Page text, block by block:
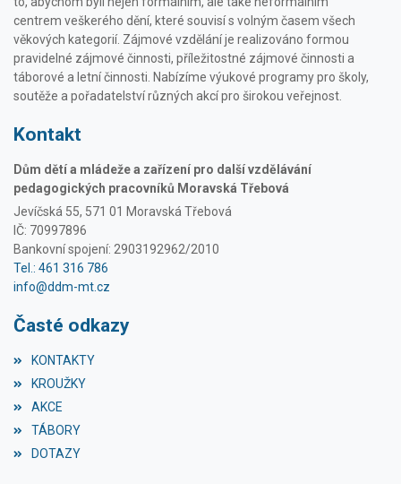
centrem veškerého dění, které souvisí s volným časem všech
věkových kategorií. Zájmové vzdělání je realizováno formou
pravidelné zájmové činnosti, příležitostné zájmové činnosti a
táborové a letní činnosti. Nabízíme výukové programy pro školy,
soutěže a pořadatelství různých akcí pro širokou veřejnost.
Kontakt
Dům dětí a mládeže a zařízení pro další vzdělávání
pedagogických pracovníků Moravská Třebová
Jevíčská 55, 571 01 Moravská Třebová
IČ: 70997896
Bankovní spojení: 2903192962/2010
Tel.: 461 316 786
info@ddm-mt.cz
Časté odkazy
KONTAKTY
KROUŽKY
AKCE
TÁBORY
DOTAZY